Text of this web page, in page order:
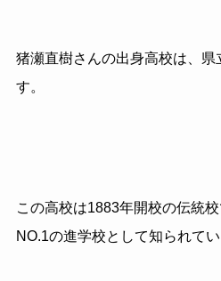
猪瀬直樹さんの出身高校は、
す。
この高校は1883年開校の伝統
NO.1の進学校として知られてい